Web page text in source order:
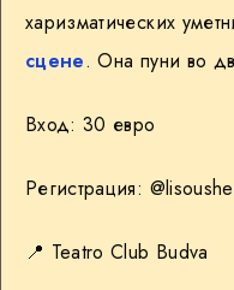
харизматических
сцене. Она пуни во
Вход: 30 евро
Регистрация:
📍 Teatro Club Budva